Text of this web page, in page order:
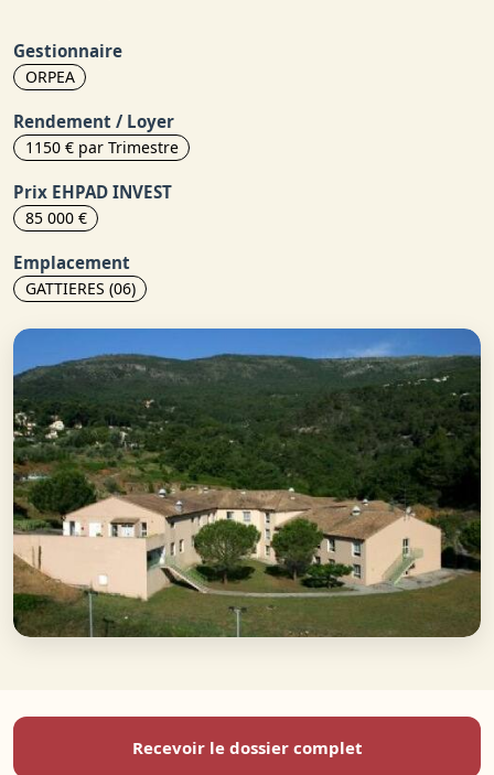
Gestionnaire
ORPEA
Rendement / Loyer
1150 € par Trimestre
Prix EHPAD INVEST
85 000 €
Emplacement
GATTIERES (06)
Recevoir le dossier complet